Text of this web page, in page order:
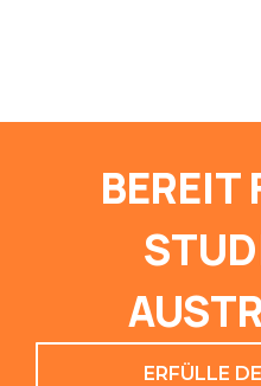
BEREIT
ERFÜLLE